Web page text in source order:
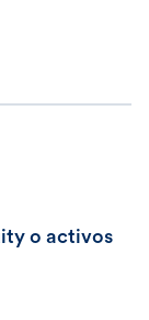
o activos